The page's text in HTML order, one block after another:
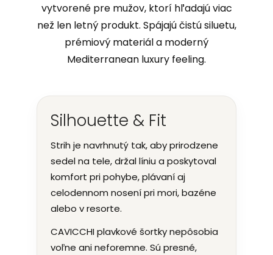
vytvorené pre mužov, ktorí hľadajú viac
než len letný produkt. Spájajú čistú siluetu,
prémiový materiál a moderný
Mediterranean luxury feeling.
Silhouette & Fit
Strih je navrhnutý tak, aby prirodzene
sedel na tele, držal líniu a poskytoval
komfort pri pohybe, plávaní aj
celodennom nosení pri mori, bazéne
alebo v resorte.
CAVICCHI plavkové šortky nepôsobia
voľne ani neforemne. Sú presné,